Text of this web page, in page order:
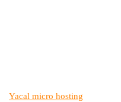
Yacal micro hosting